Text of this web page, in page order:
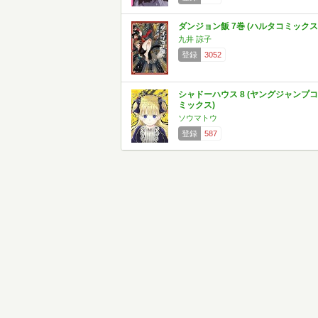
ダンジョン飯 7巻 (ハルタコミック
九井 諒子
登録
3052
シャドーハウス 8 (ヤングジャンプコ
ミックス)
ソウマトウ
登録
587